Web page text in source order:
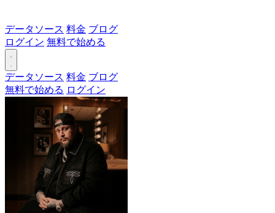
データソース 料金 ブログ
ログイン 無料で始める
データソース 料金 ブログ
無料で始める ログイン